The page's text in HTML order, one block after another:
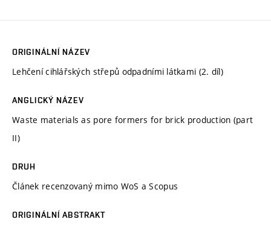
ORIGINÁLNÍ NÁZEV
Lehčení cihlářských střepů odpadními látkami (2. díl)
ANGLICKÝ NÁZEV
Waste materials as pore formers for brick production (part
II)
DRUH
Článek recenzovaný mimo WoS a Scopus
ORIGINÁLNÍ ABSTRAKT